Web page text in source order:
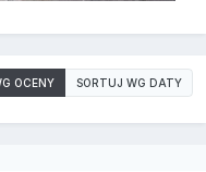
OCENY SORTUJ WG DATY